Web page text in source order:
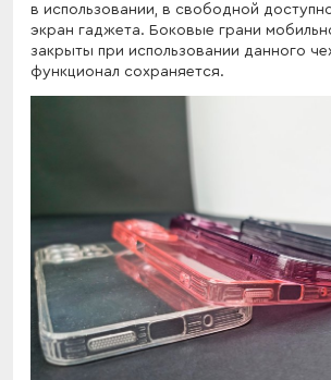
в использовании, в свободной
экран гаджета. Боковые грани
закрыты при использовании данного
функционал сохраняется.